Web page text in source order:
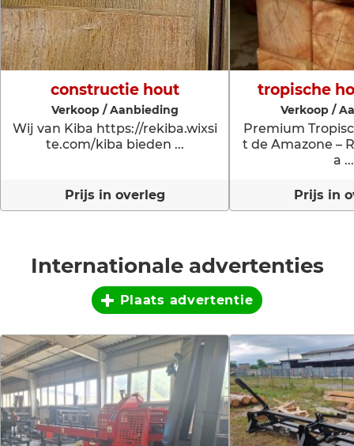
constructie hout
Verkoop / Aanbieding
Wij van Kiba https://rekiba.wixsi
te.com/kiba bieden ...
Prijs in overleg
tropische
Verkoop /
Premium
t de Amazone –
a ...
Prijs in
Internationale advertenties
Plaats advertentie